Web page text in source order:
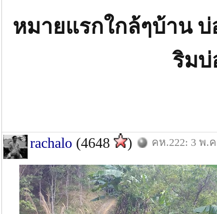
หมายแรกใกล้ๆบ้าน
ริมบ่
rachalo (4648 ) คห.222: 3 พ.